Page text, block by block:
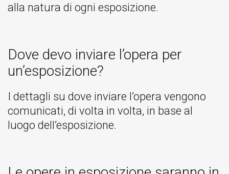
alla natura di ogni esposizione.
Dove devo inviare l’opera per
un’esposizione?
I dettagli su dove inviare l’opera vengono
comunicati, di volta in volta, in base al
luogo dell’esposizione.